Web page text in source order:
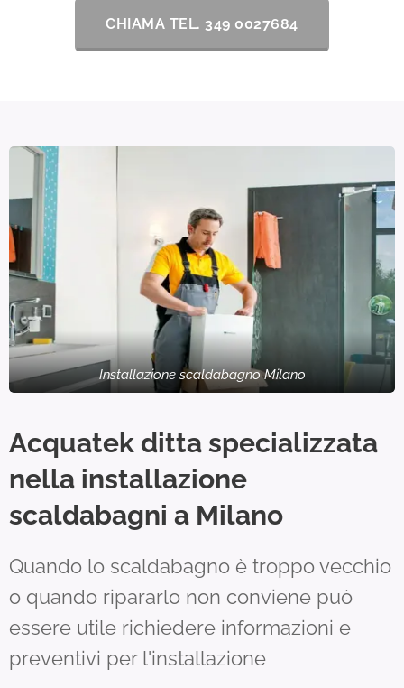
CHIAMA TEL. 349 0027684
Installazione scaldabagno Milano
Acquatek ditta specializzata
nella installazione
scaldabagni a Milano
Quando lo scaldabagno è troppo vecchio
o quando ripararlo non conviene può
essere utile richiedere informazioni e
preventivi per l'installazione